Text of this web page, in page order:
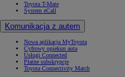
Toyota T-Mate
System eCall
Komunikacja z autem
Nowa aplikacja MyToyota
Cyfrowy opiekun auta
Usługi Connected
Płatne subskrypcje
Toyota Connectivity Match